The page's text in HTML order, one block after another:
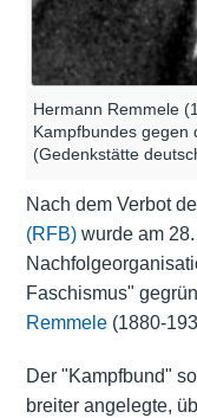
Hermann Remmele
Kampfbundes gegen
(Gedenkstätte
Nach dem Verbot
(RFB)wurde am
Faschismus"
Remmele(1880-
Der "Kampfbund"
breiter angelegte,